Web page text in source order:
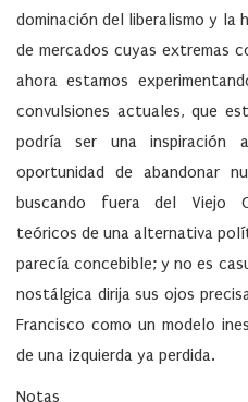
dominación del liberalismo y la
de mercados cuyas extremas
ahora estamos
convulsiones actuales, que
podría ser una inspiración
oportunidad de abandonar
buscando fuera del Viejo
teóricos de una alternativa
parecía concebible; y no es
nostálgica dirija sus ojos
Francisco como un modelo
de una izquierda ya perdida.
Notas